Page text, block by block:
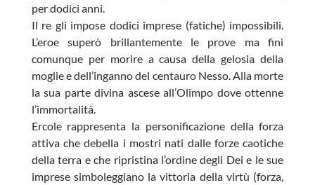
per dodici anni.
Il re gli impose dodici imprese (fatiche) impossibili.
L’eroe superò brillantemente le prove ma finì
comunque per morire a causa della gelosia della
moglie e dell’inganno del centauro Nesso. Alla morte
la sua parte divina ascese all’Olimpo dove ottenne
l’immortalità.
Ercole rappresenta la personificazione della forza
attiva che debella i mostri nati dalle forze caotiche
della terra e che ripristina l’ordine degli Dei e le sue
imprese simboleggiano la vittoria della virtù (forza,